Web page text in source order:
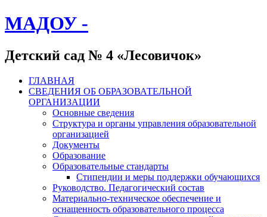
МАДОУ -
Детский сад № 4 «Лесовичок»
ГЛАВНАЯ
СВЕДЕНИЯ ОБ ОБРАЗОВАТЕЛЬНОЙ
ОРГАНИЗАЦИИ
Основные сведения
Структура и органы управления образовательной
организацией
Документы
Образование
Образовательные стандарты
Стипендии и меры поддержки обучающихся
Руководство. Педагогический состав
Материально-техническое обеспечение и
оснащенность образовательного процесса